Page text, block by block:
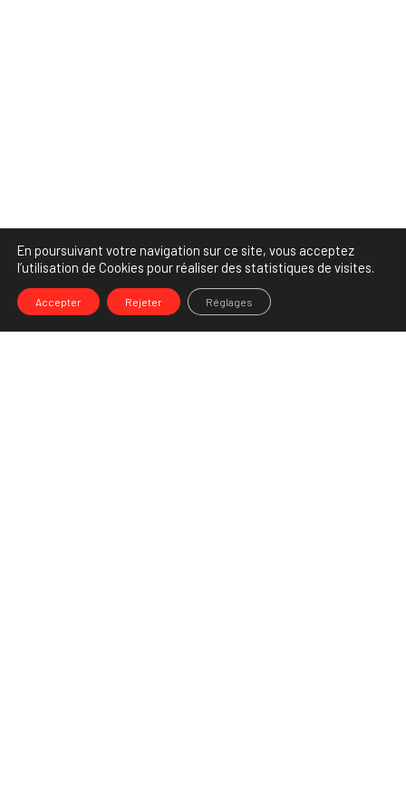
En poursuivant votre navigation sur ce site, vous acceptez
l’utilisation de Cookies pour réaliser des statistiques de visites.
Accepter Rejeter Réglages